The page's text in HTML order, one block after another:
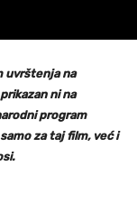
uvrštenja na
ni na
program
za taj film, već i